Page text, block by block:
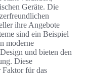
Geräte. Die
ihre Angebote
sind ein Beispiel
moderne
und bieten den
Diese
Faktor für das